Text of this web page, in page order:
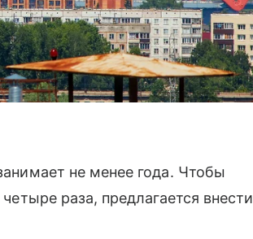
не менее года. Чтобы
раза, предлагается внести